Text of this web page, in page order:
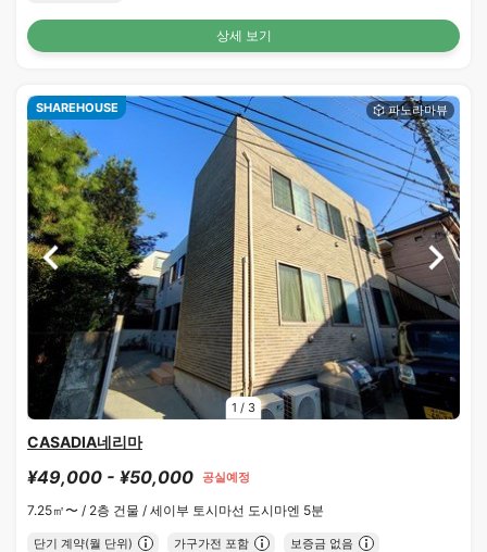
상세 보기
1 / 3
SHAREHOUSE
CASADIA네리마
¥49,000 - ¥50,000 공실예정
7.25㎡〜 / 2층 건물 / 세이부 토시마선 도시마엔 5분
단기 계약(월 단위) 가구가전 포함 보증금 없음